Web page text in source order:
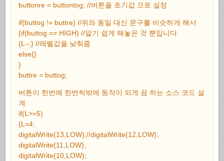
buttonre = buttontog; //버튼을 초기값 으로 설정
if(buttog != buttre) //위와 동일 대신 문구를 비슷하게 해서
{if(buttog == HIGH) //알기 쉽게 해놓은 것 뿐입니다.
{L–;} //레벨값을 낮춰줌
else{}
}
buttre = buttog;
버튼이 한번에 한번씩밖에 동작이 되게 끔 하는 소스 코드 설
계
if(L>=5)
{L=4;
digitalWrite(13,LOW);//digitalWrite(12,LOW);
digitalWrite(11,LOW);
digitalWrite(10,LOW);